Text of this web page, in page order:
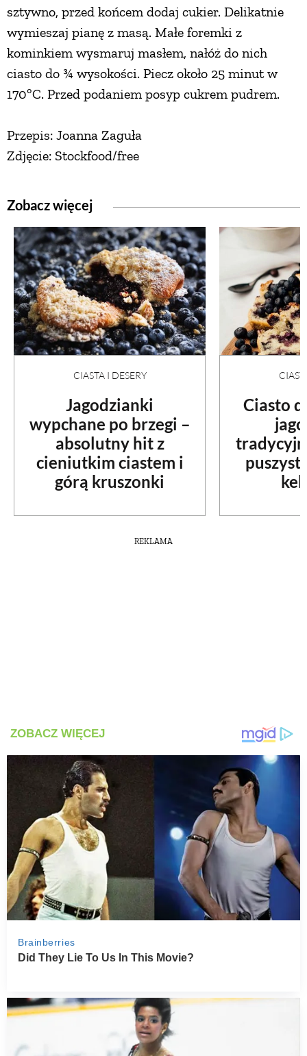
sztywno, przed końcem dodaj cukier. Delikatnie
wymieszaj pianę z masą. Małe foremki z
kominkiem wysmaruj masłem, nałóż do nich
ciasto do ¾ wysokości. Piecz około 25 minut w
170ºC. Przed podaniem posyp cukrem pudrem.
Przepis: Joanna Zaguła
Zdjęcie: Stockfood/free
Zobacz więcej
CIASTA I DESERY
Jagodzianki
wypchane po brzegi –
absolutny hit z
cieniutkim ciastem i
górą kruszonki
Ciasto
REKLAMA
RZEMIOSŁO
ZWYCZAJE
PRZEPISY
ŚNIADANIA
PRZYSTAWKI
ZUPY
DANIA GŁÓWNE
CIASTA I DESERY
DODATKI
PRZETWORY